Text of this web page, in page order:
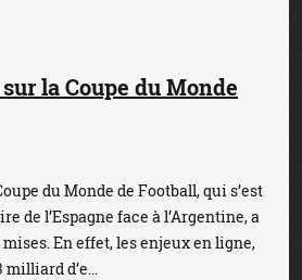
la Coupe du Monde
du Monde de Football, qui s’est
de l’Espagne face à l’Argentine, a
En effet, les enjeux en ligne,
d’e...